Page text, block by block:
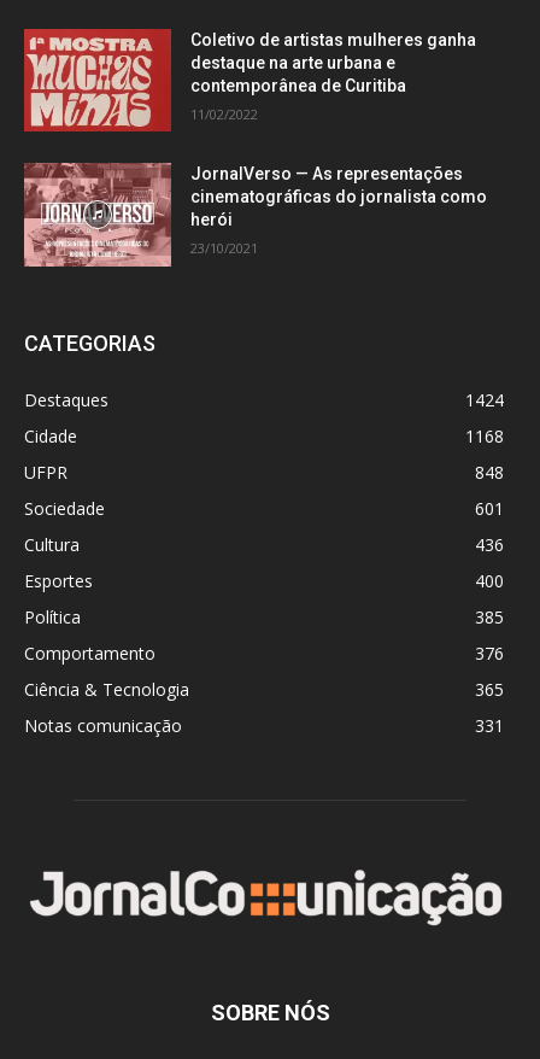
Coletivo de artistas mulheres ganha
destaque na arte urbana e
contemporânea de Curitiba
11/02/2022
JornalVerso — As representações
cinematográficas do jornalista como
herói
23/10/2021
CATEGORIAS
Destaques
1424
Cidade
1168
UFPR
848
Sociedade
601
Cultura
436
Esportes
400
Política
385
Comportamento
376
Ciência & Tecnologia
365
Notas comunicação
331
SOBRE NÓS